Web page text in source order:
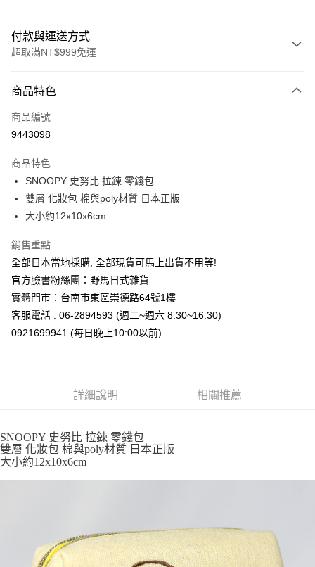
付款與運送方式
超取滿NT$999免運
信用卡一次付款
信用卡分期付款
合作金庫商業銀行
華南商業銀行
上海商業儲蓄銀行
台北富邦商業銀行
國泰世華商業銀行
匯豐（台灣）商業銀行
聯邦商業銀行
遠東國際商業銀行
元大商業銀行
台新國際商業銀行
中國信託商業銀行
台灣樂天信用卡公司
LINE Pay
街口支付
悠遊付
Google Pay
ATM付款
付款後全家取貨
每筆NT$65，滿NT$999(含以上)免運費
7-11取貨付款
每筆NT$65，滿NT$999(含以上)免運費
商品特色
商品編號
9443098
商品特色
SNOOPY 史努比 拉鍊 零錢包
雙層 化妝包 棉與poly材質 日本正版
大小約12x10x6cm
銷售重點
全部日本當地採購, 全部現貨可馬上出貨不用等!
官方臉書粉絲團：野馬日式雜貨
實體門市：台南市東區崇德路64號1樓
客服電話 : 06-2894593 (週二~週六 8:30~16:30)
0921699941 (每日晚上10:00以前)
詳細說明 相關推薦
SNOOPY 史努比 拉鍊 零錢包
雙層 化妝包 棉與poly材質 日本正版
大小約12x10x6cm